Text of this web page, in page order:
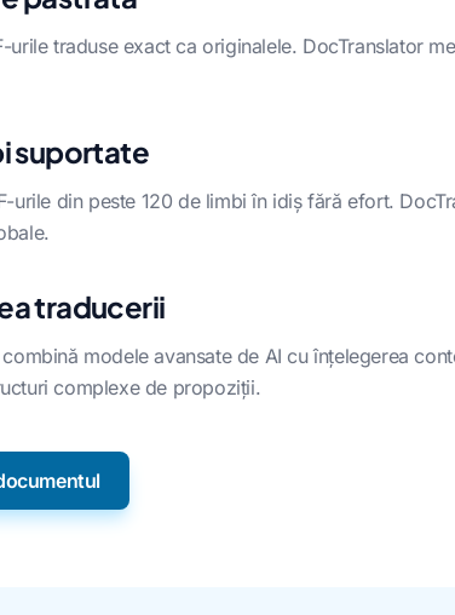
urile traduse exact ca originalele. DocTranslator
suportate
urile din peste 120 de limbi în idiș fără efort.
traducerii
modele avansate de AI cu înțelegerea
complexe de propoziții.